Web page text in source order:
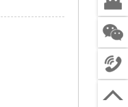
智能
客服
关注
微信
电话
沟通
0
工
作
（